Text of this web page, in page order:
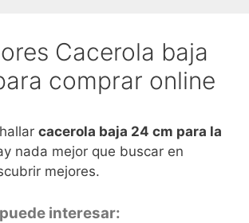
Cacerola baja
comprar online
cacerola baja 24 cm para la
nada mejor que buscar en
mejores.
interesar: